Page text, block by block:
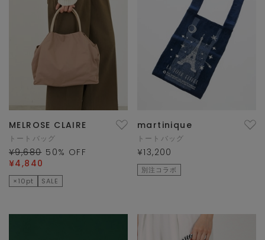
MELROSE CLAIRE
トートバッグ
¥9,680 50% OFF
¥4,840
×10pt SALE
martinique
トートバッグ
¥13,200
別注コラボ